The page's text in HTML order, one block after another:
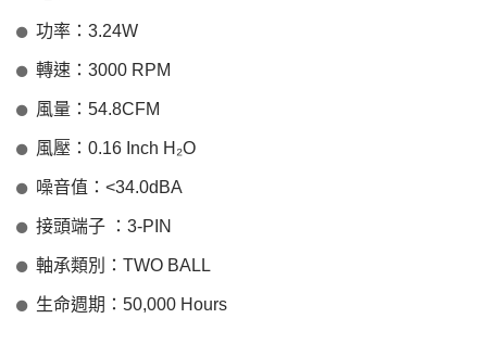
功率：3.24W
轉速：3000 RPM
風量：54.8CFM
風壓：0.16 Inch H₂O
噪音值：<34.0dBA
接頭端子 ：3-PIN
軸承類別：TWO BALL
生命週期：50,000 Hours